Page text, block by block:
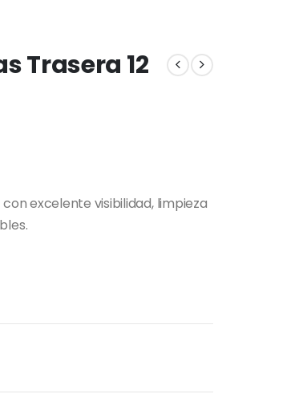
Trasera 12
excelente visibilidad, limpieza